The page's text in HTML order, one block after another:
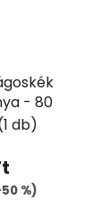
- 80
db)
%)